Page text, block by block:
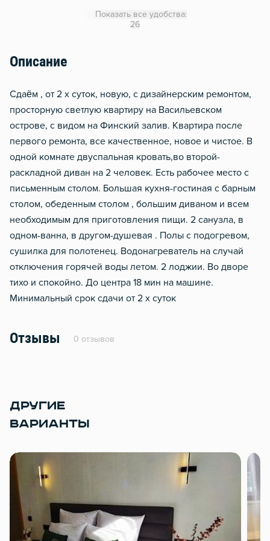
Показать все удобства:
26
Описание
Сдаём , от 2 х суток, новую, с дизайнерским ремонтом,
просторную светлую квартиру на Васильевском
острове, с видом на Финский залив. Квартира после
первого ремонта, все качественное, новое и чистое. В
одной комнате двуспальная кровать,во второй-
раскладной диван на 2 человек. Есть рабочее место с
письменным столом. Большая кухня-гостиная с барным
столом, обеденным столом , большим диваном и всем
необходимым для приготовления пищи. 2 санузла, в
одном-ванна, в другом-душевая . Полы с подогревом,
сушилка для полотенец. Водонагреватель на случай
отключения горячей воды летом. 2 лоджии. Во дворе
тихо и спокойно. До центра 18 мин на машине.
Минимальный срок сдачи от 2 х суток
Отзывы 0 отзывов
ДРУГИЕ
ВАРИАНТЫ